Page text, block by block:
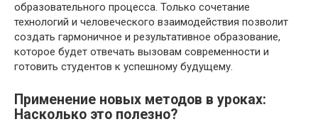
образовательного процесса. Только сочетание
технологий и человеческого взаимодействия позволит
создать гармоничное и результативное образование,
которое будет отвечать вызовам современности и
готовить студентов к успешному будущему.
Применение новых методов в уроках:
Насколько это полезно?